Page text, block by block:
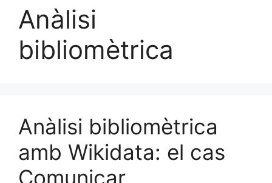
Anàlisi
bibliomètrica
Anàlisi bibliomètrica
amb Wikidata: el cas
Comunicar